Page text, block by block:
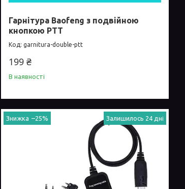
Гарнітура Baofeng з подвійною
кнопкою PTT
garnitura-double-ptt
199 ₴
В наявності
–25% Залишилось 24 дні